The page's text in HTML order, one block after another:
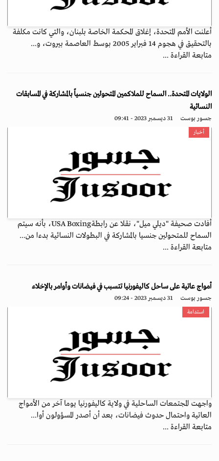
أعلنت الأمم المتحدة، إغلاق المحكمة الخاصة بلبنان، والتي كانت مكلفة
بالتحقيق في هجوم 14 فبراير 2005 بوسط العاصمة بيروت، و...
متابعة القراءة ...
الولايات المتحدة.. السماح للملاكمين المتحولين جنسياً بالمشاركة في المسابقات
النسائية
جسور بوست 31 ديسمبر 2023 - 09:41
أخبار
أفادت صحيفة "ديلي ميل"، نقلا عن رابطةUSA Boxing، بأنه سيتم
السماح للمتحولين جنسيا بالمشاركة في البطولات النسائية بدءا من...
متابعة القراءة ...
أمواج عاتية على ساحل كاليفورنيا تتسبب في فيضانات وأوامر بالإخلاء
جسور بوست 31 ديسمبر 2023 - 09:24
استدامة
واجهت المجتمعات الساحلية في ولاية كاليفورنيا يوما آخر من الأمواج
العاتية واحتمال حدوث فيضانات، بعد أن أصدر المسؤولون أوا...
متابعة القراءة ...